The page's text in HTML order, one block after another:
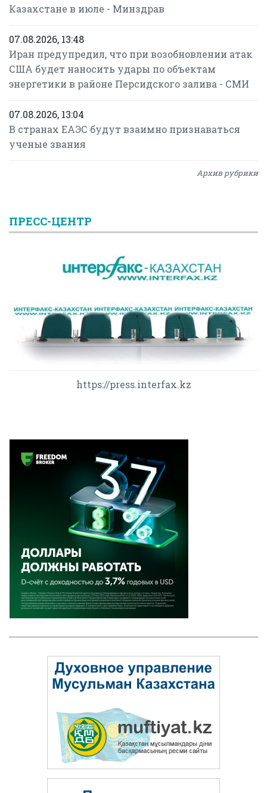
Казахстане в июле - Минздрав
07.08.2026, 13:48
Иран предупредил, что при возобновлении атак
США будет наносить удары по объектам
энергетики в районе Персидского залива - СМИ
07.08.2026, 13:04
В странах ЕАЭС будут взаимно признаваться
ученые звания
Архив рубрики
ПРЕСС-ЦЕНТР
https://press.interfax.kz